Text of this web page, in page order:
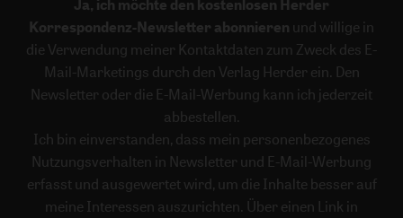
Ja, ich möchte den kostenlosen Herder
Korrespondenz-Newsletter abonnieren und willige in
die Verwendung meiner Kontaktdaten zum Zweck des E-
Mail-Marketings durch den Verlag Herder ein. Den
Newsletter oder die E-Mail-Werbung kann ich jederzeit
abbestellen.
Ich bin einverstanden, dass mein personenbezogenes
Nutzungsverhalten in Newsletter und E-Mail-Werbung
erfasst und ausgewertet wird, um die Inhalte besser auf
meine Interessen auszurichten. Über einen Link in